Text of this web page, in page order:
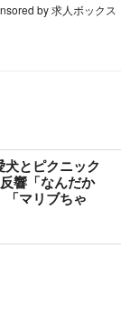
by 求人ボックス
とピクニック
響「なんだか
「マリブちゃ